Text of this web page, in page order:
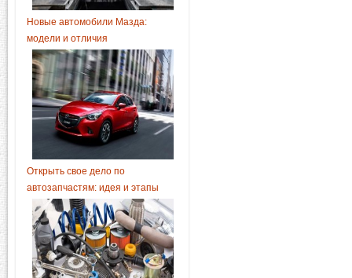
Новые автомобили Мазда:
модели и отличия
Открыть свое дело по
автозапчастям: идея и этапы